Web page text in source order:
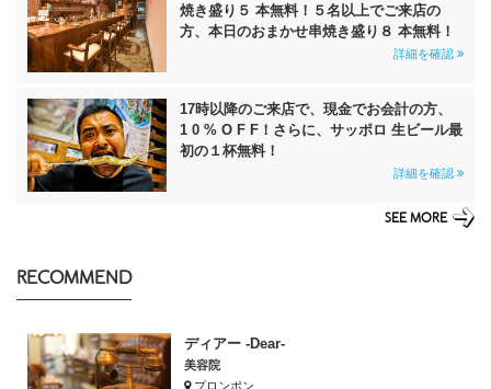
焼き盛り５ 本無料！５名以上でご来店の
方、本日のおまかせ串焼き盛り８ 本無料！
詳細を確認
17時以降のご来店で、現金でお会計の方、
1 0 % O F F！さらに、サッポロ 生ビール最
初の１杯無料！
詳細を確認
SEE MORE
RECOMMEND
ディアー -Dear-
美容院
プロンポン